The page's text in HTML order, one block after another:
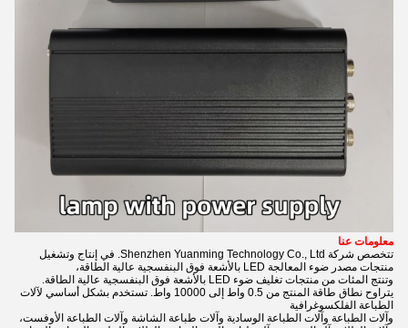
معلومات عنا
تتخصص شركة Shenzhen Yuanming Technology Co., Ltd. في إنتاج وتشغيل
منتجات مصدر ضوء المعالجة LED بالأشعة فوق البنفسجية عالية الطاقة،
وتنتج المئات من منتجات تغليف ضوء LED بالأشعة فوق البنفسجية عالية الطاقة.
يتراوح نطاق طاقة المنتج من 0.5 واط إلى 10000 واط. تستخدم بشكل أساسي لآلات
الطباعة الفلكسوغرافية
وآلات الطباعة وآلات الطباعة الوسادية وآلات طباعة الشاشة وآلات الطباعة الأوفست،